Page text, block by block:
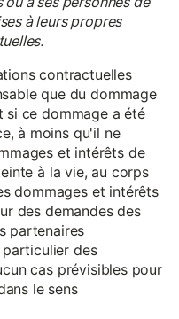
à leurs propres
contractuelles
que du dommage
ce dommage a été
à moins qu'il ne
et intérêts de
à la vie, au corps
dommages et intérêts
des demandes des
partenaires
des
cas prévisibles pour
le sens